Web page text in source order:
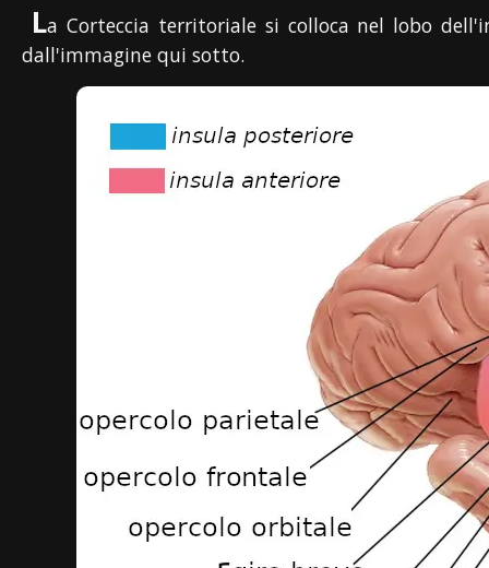
La Corteccia territoriale si colloca nel lobo
dall'immagine qui sotto.